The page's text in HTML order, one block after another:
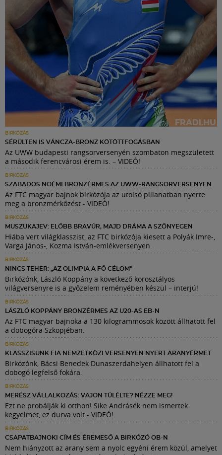
BIRKÓZÁS
SÉRÜLTEN IS VÁNCZA-BRONZ KÖTÖTTFOGÁSBAN
Az UWW budapesti rangsorversenyén szombaton megszületett
a második ferencvárosi érem is. – VIDEÓ!
BIRKÓZÁS
SZABADOS NOÉMI BRONZÉRMES AZ UWW-RANGSORVERSENYEN
Az FTC magyar bajnok birkózója az utolsó pillanatban nyerte
meg a bronzmérkőzést - VIDEÓ!
BIRKÓZÁS
MUSZUKAJEV: ELŐBB BRAVÚR, MAJD DRÁMA A SZŐNYEGEN
Hiába vert világklasszist, az FTC birkózója kiesett a Polyák Imre-,
Varga János-, Kozma István-emlékversenyen.
BIRKÓZÁS
NINCS TEHER: „AZ OLIMPIA A FŐ CÉLOM”
Birkózónk, László Koppány a következő korosztályos
világversenyre is a győzelem reményében készül – interjú!
BIRKÓZÁS
LÁSZLÓ KOPPÁNY BRONZÉRMES AZ U20-AS EB-N
Az FTC magyar bajnoka a 130 kilogrammosok között állhatott fel
a dobogóra Szkopjéban.
BIRKÓZÁS
KLASSZISUNK FIA NEMZETKÖZI VERSENYEN NYERT ARANYÉRMET
Birkózónk, Bácsi Benedek Dunaszerdahelyen állhatott fel a
dobogó legfelső fokára.
BIRKÓZÁS
MERÉSZ VÁLLALKOZÁS: VAJON TÚLÉLTE? NÉZZE MEG!
Ezt ne probálják ki otthon! Sike Andrásék nem ismertek
kegyelmet, ez durva volt - VIDEÓ!
BIRKÓZÁS
CSAPATBAJNOKI CÍM ÉS ÉREMESŐ A BIRKÓZÓ OB-N
Nem hiányzott az arany sem a nyolc egyéni érem közül, amelyet